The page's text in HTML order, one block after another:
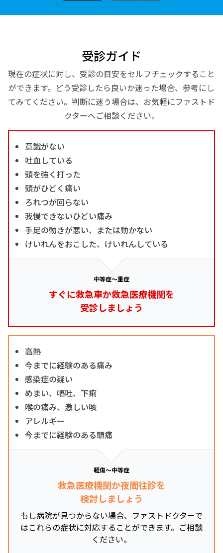
受診ガイド
現在の症状に対し、受診の目安をセルフチェックすること
ができます。どう受診したら良いか迷った場合、参考にし
てみてください。判断に迷う場合は、お気軽にファストド
クターへご相談ください。
意識がない
吐血している
頭を強く打った
頭がひどく痛い
ろれつが回らない
我慢できないひどい痛み
手足の動きが悪い、または動かない
けいれんをおこした、けいれんしている
中等症～重症
すぐに救急車か救急医療機関を
受診しましょう
高熱
今までに経験のある痛み
感染症の疑い
めまい、嘔吐、下痢
喉の痛み、激しい咳
アレルギー
今までに経験のある頭痛
軽傷～中等症
救急医療機関か夜間往診を
検討しましょう
もし病院が見つからない場合、ファストドクターで
はこれらの症状に対応することができます。ご相談
ください。